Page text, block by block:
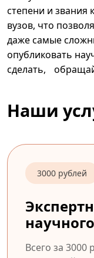
степени и звания
вузов, что
даже самые
опубликовать
сделать,
Наши
3000 рублей
Всего за 3000